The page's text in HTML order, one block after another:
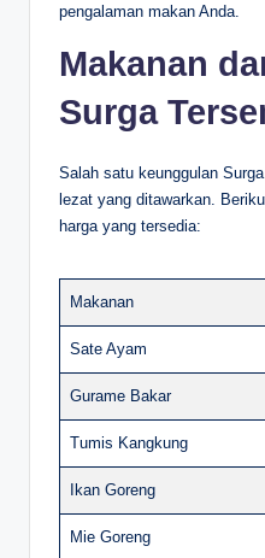
pengalaman makan Anda.
Makanan
Surga
Salah satu keunggulan
lezat yang ditawarkan.
harga yang tersedia:
Makanan
Sate Ayam
Gurame Bakar
Tumis Kangkung
Ikan Goreng
Mie Goreng